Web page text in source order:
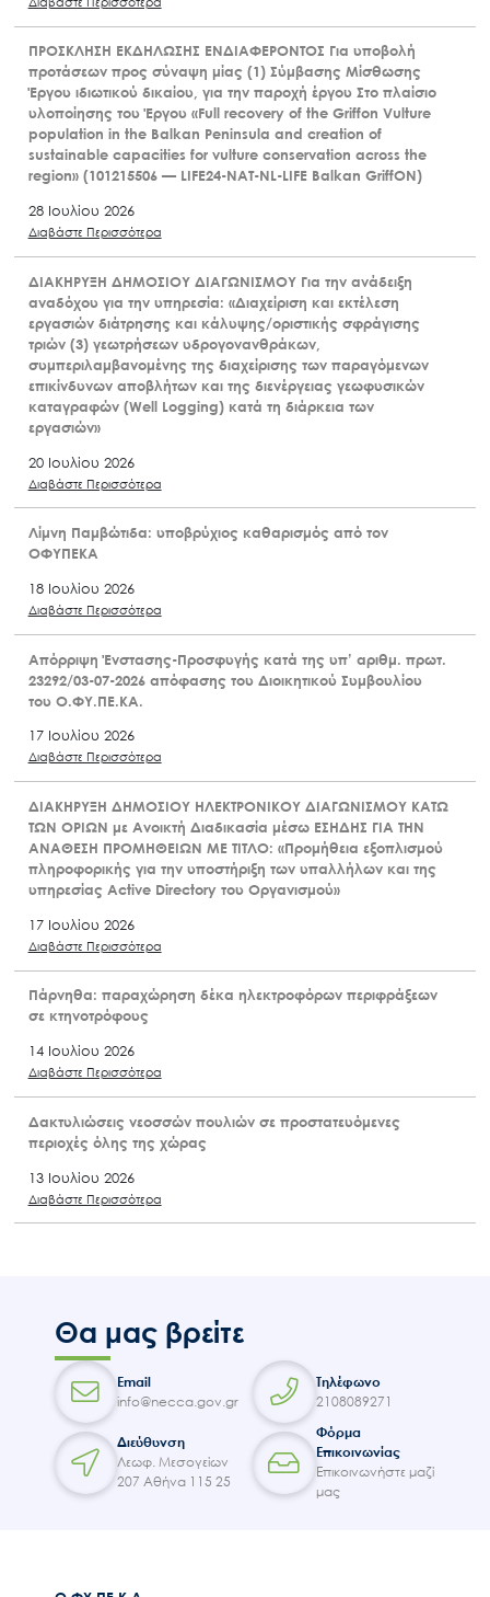
ΠΡΟΣΚΛΗΣΗ ΕΚΔΗΛΩΣΗΣ ΕΝΔΙΑΦΕΡΟΝΤΟΣ Για υποβολή
προτάσεων προς σύναψη μίας (1) Σύμβασης Μίσθωσης
Έργου ιδιωτικού δικαίου, για την παροχή έργου Στο πλαίσιο
υλοποίησης του Έργου «Full recovery of the Griffon Vulture
population in the Balkan Peninsula and creation of
sustainable capacities for vulture conservation across the
region» (101215506 — LIFE24-NAT-NL-LIFE Balkan GriffON)
28 Ιουλίου 2026
Διαβάστε Περισσότερα
ΔΙΑΚΗΡΥΞΗ ΔΗΜΟΣΙΟΥ ΔΙΑΓΩΝΙΣΜΟΥ Για την ανάδειξη
αναδόχου για την υπηρεσία: «Διαχείριση και εκτέλεση
εργασιών διάτρησης και κάλυψης/οριστικής σφράγισης
τριών (3) γεωτρήσεων υδρογονανθράκων,
συμπεριλαμβανομένης της διαχείρισης των παραγόμενων
επικίνδυνων αποβλήτων και της διενέργειας γεωφυσικών
καταγραφών (Well Logging) κατά τη διάρκεια των
εργασιών»
20 Ιουλίου 2026
Διαβάστε Περισσότερα
Λίμνη Παμβώτιδα: υποβρύχιος καθαρισμός από τον
ΟΦΥΠΕΚΑ
18 Ιουλίου 2026
Διαβάστε Περισσότερα
Απόρριψη Ένστασης-Προσφυγής κατά της υπ’ αριθμ. πρωτ.
23292/03-07-2026 απόφασης του Διοικητικού Συμβουλίου
του Ο.ΦΥ.ΠΕ.ΚΑ.
17 Ιουλίου 2026
Διαβάστε Περισσότερα
ΔΙΑΚΗΡΥΞΗ ΔΗΜΟΣΙΟΥ ΗΛΕΚΤΡΟΝΙΚΟΥ ΔΙΑΓΩΝΙΣΜΟΥ ΚΑΤΩ
ΤΩΝ ΟΡΙΩΝ με Ανοικτή Διαδικασία μέσω ΕΣΗΔΗΣ ΓΙΑ ΤΗΝ
ΑΝΑΘΕΣΗ ΠΡΟΜΗΘΕΙΩΝ ΜΕ ΤΙΤΛΟ: «Προμήθεια εξοπλισμού
πληροφορικής για την υποστήριξη των υπαλλήλων και της
υπηρεσίας Active Directory του Οργανισμού»
17 Ιουλίου 2026
Διαβάστε Περισσότερα
Πάρνηθα: παραχώρηση δέκα ηλεκτροφόρων περιφράξεων
σε κτηνοτρόφους
14 Ιουλίου 2026
Διαβάστε Περισσότερα
Δακτυλιώσεις νεοσσών πουλιών σε προστατευόμενες
περιοχές όλης της χώρας
13 Ιουλίου 2026
Διαβάστε Περισσότερα
Θα μας βρείτε
Email
info@necca.gov.gr
Τηλέφωνο
2108089271
Διεύθυνση
Λεωφ. Μεσογείων
207 Αθήνα 115 25
Φόρμα
Επικοινωνίας
Επικοινωνήστε μαζί
μας